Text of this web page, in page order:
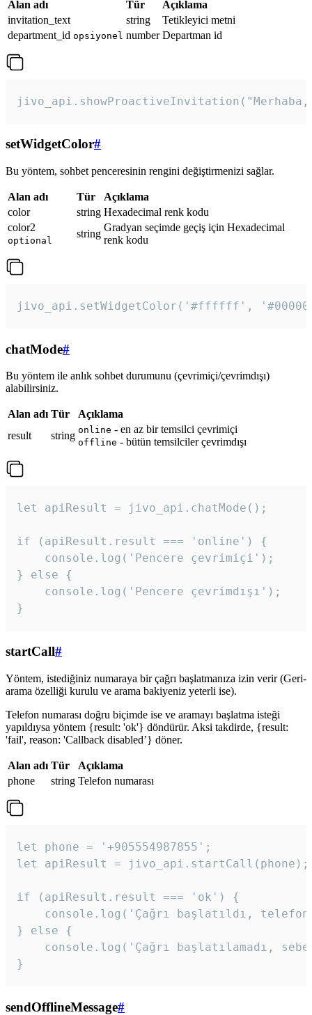
Alan adı Tür
Açıklama
invitation_text
string
Tetikleyici metni
department_id opsiyonel number Departman id
setWidgetColor#
Bu yöntem, sohbet penceresinin rengini değiştirmenizi sağlar.
Alan adı Tür
Açıklama
color
string Hexadecimal renk kodu
color2
optional
string
Gradyan seçimde geçiş için Hexadecimal
renk kodu
jivo_api.setWidgetColor('#ffffff',
chatMode#
Bu yöntem ile anlık sohbet durumunu (çevrimiçi/çevrimdışı)
alabilirsiniz.
Alan adı Tür
Açıklama
result
string online - en az bir temsilci çevrimiçi
offline - bütün temsilciler çevrimdışı
let apiResult = jivo_api.chatMode();
if (apiResult.result === 'online') {
    console.log('Pencere çevrimiçi');
} else {
    console.log('Pencere çevrimdışı');
}
startCall#
Yöntem, istediğiniz numaraya bir çağrı başlatmanıza izin verir (Geri-
arama özelliği kurulu ve arama bakiyeniz yeterli ise).
Telefon numarası doğru biçimde ise ve aramayı başlatma isteği
yapıldıysa yöntem {result: 'ok'} döndürür. Aksi takdirde, {result:
'fail', reason: 'Callback disabled’} döner.
Alan adı Tür
Açıklama
phone
string Telefon numarası
let phone = '+905554987855';
let apiResult = jivo_api.startCall(phone);
if (apiResult.result === 'ok') {
console.log('Çağrı başlatıldı,
} else {
console.log('Çağrı başlatılamadı,
}
sendOfflineMessage#